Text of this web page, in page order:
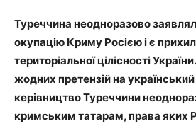
Туреччина неодноразово
окупацію Криму Росією і є
територіальної цілісності
жодних претензій на український
керівництво Туреччини
кримським татарам, права яких